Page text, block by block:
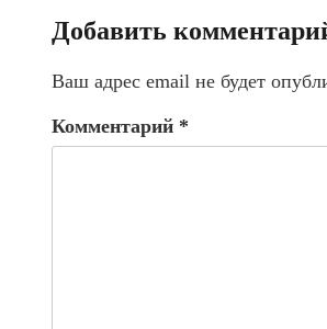
Добавить
Ваш адрес email не будет
Комментарий *